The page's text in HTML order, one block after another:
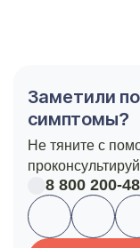
Заметили
симптомы?
Не тяните с
8 800 200-